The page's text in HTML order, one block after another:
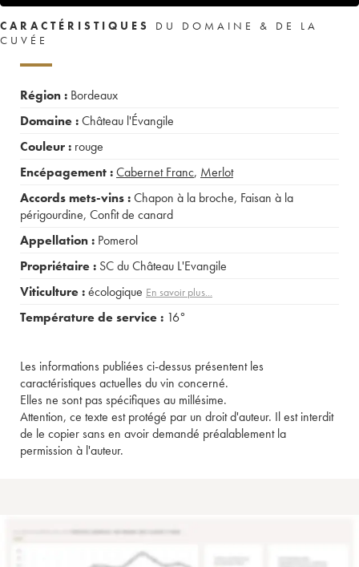
CARACTÉRISTIQUES
DU DOMAINE & DE LA
CUVÉE
Région : Bordeaux
Domaine :Château l'Évangile
Couleur : rouge
Encépagement :Cabernet Franc, Merlot
Accords mets-vins :Chapon à la broche, Faisan à la
périgourdine, Confit de canard
Appellation : Pomerol
Propriétaire : SC du Château L'Evangile
Viticulture :écologique En savoir plus...
Température de service : 16°
Les informations publiées ci-dessus présentent les
caractéristiques actuelles du vin concerné.
Elles ne sont pas spécifiques au millésime.
Attention, ce texte est protégé par un droit d'auteur. Il est interdit
de le copier sans en avoir demandé préalablement la
permission à l'auteur.